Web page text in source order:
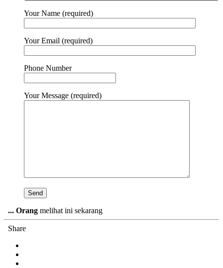
Your Name (required)
Your Email (required)
Phone Number
Your Message (required)
... Orang melihat ini sekarang
Share